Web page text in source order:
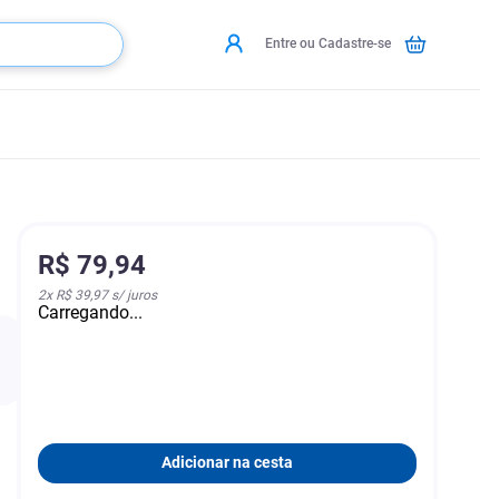
Entre ou Cadastre-se
R$ 79,94
2x R$ 39,97s/ juros
Carregando...
Adicionar na cesta